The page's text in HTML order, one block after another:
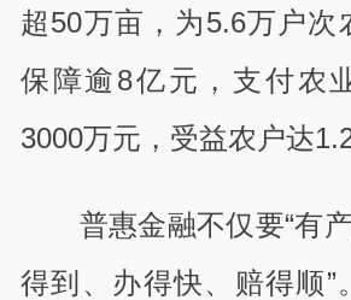
超50万亩，为5.6万户次
保障逾8亿元，支付农
3000万元，受益农户达
普惠金融不仅要“有
得到、办得快、赔得顺”